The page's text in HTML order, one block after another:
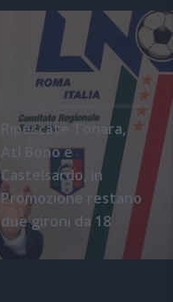
Ripescate Tonara,
Atl Bono e
Castelsardo, in
Promozione restano
due gironi da 18